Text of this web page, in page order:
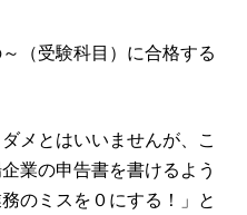
（受験科目）に合格する
メとはいいませんが、こ
業の申告書を書けるよう
のミスを０にする！」と